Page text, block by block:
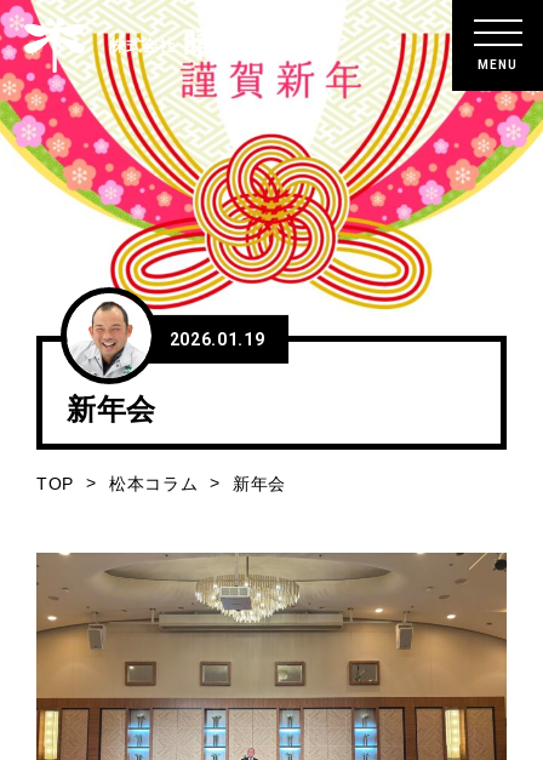
株式会社 晴耕舎
ホーム
HOME
企業情報
晴耕舎の強み
STRENGTH
事業紹介
SERVICE
採用情報
RECRUIT
SDGsへの取り組み
SDGs
2026.01.19
新年会
TOP 松本コラム 新年会